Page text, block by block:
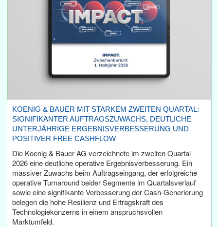
KOENIG & BAUER MIT STARKEM ZWEITEN QUARTAL:
SIGNIFIKANTER AUFTRAGSZUWACHS, DEUTLICHE
UNTERJÄHRIGE ERGEBNISVERBESSERUNG UND
POSITIVER FREE CASHFLOW
Die Koenig & Bauer AG verzeichnete im zweiten Quartal
2026 eine deutliche operative Ergebnisverbesserung. Ein
massiver Zuwachs beim Auftragseingang, der erfolgreiche
operative Turnaround beider Segmente im Quartalsverlauf
sowie eine signifikante Verbesserung der Cash-Generierung
belegen die hohe Resilienz und Ertragskraft des
Technologiekonzerns in einem anspruchsvollen
Marktumfeld.